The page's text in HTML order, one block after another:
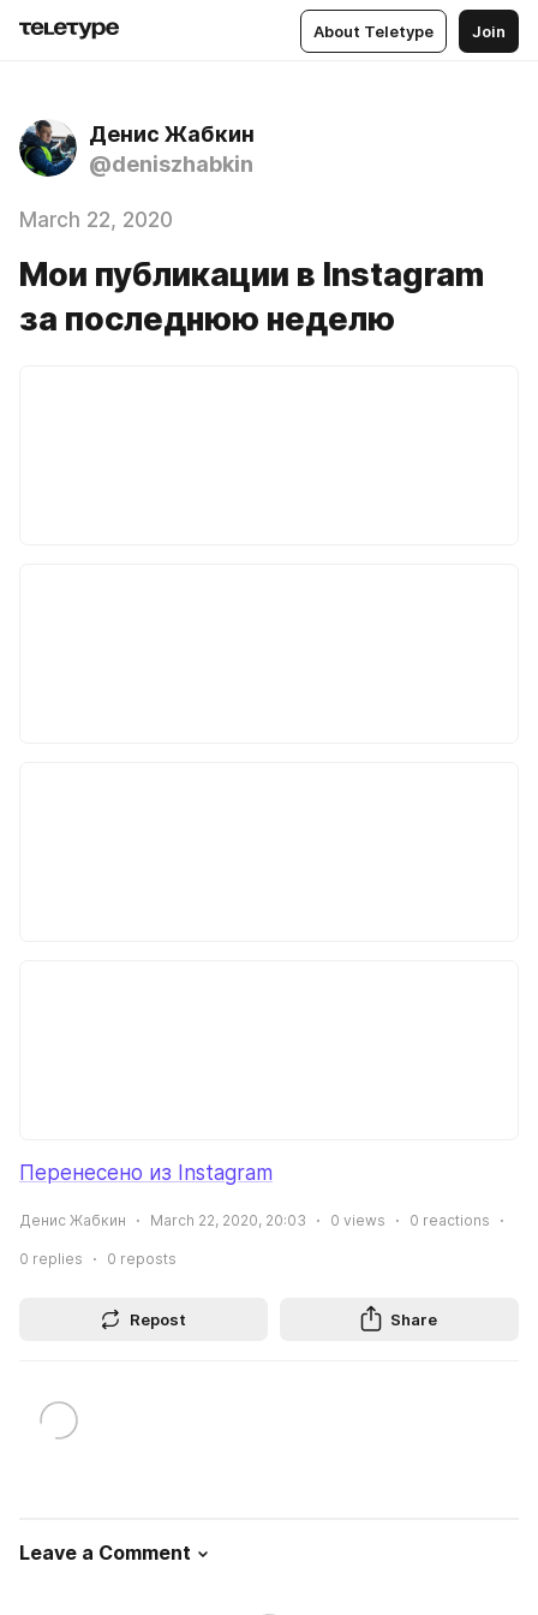
About Teletype Join
Денис Жабкин
@deniszhabkin
March 22, 2020
Мои публикации в Instagram
за последнюю неделю
Перенесено из Instagram
Денис Жабкин March 22, 2020, 20:03 0 views 0 reactions
0 replies 0 reposts
Repost Share
Leave a Comment